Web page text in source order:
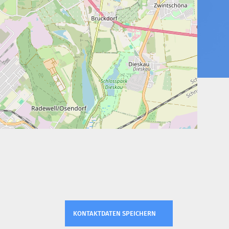
KONTAKTDATEN SPEICHERN